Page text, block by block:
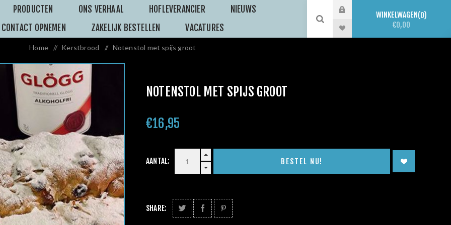
PRODUCTEN ONS VERHAAL HOFLEVERANCIER
NIEUWS
CONTACT OPNEMEN
ZAKELIJK BESTELLEN VACATURES
WINKELWAGEN 0
€0,00
Home / Kerstbrood / Notenstol met spijs groot
NOTENSTOL MET SPIJS GROOT
€16,95
AANTAL:
SHARE: